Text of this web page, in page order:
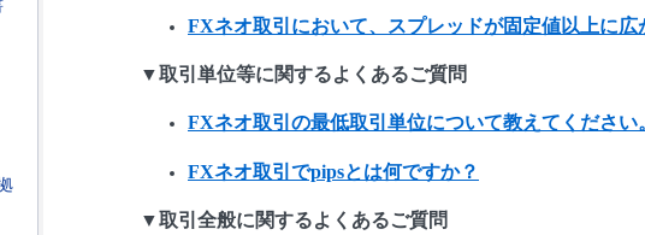
FXネオ取引において、スプレッドが固定値以上に広
▼取引単位等に関するよくあるご質問
FXネオ取引の最低取引単位について教えてください。
FXネオ取引でpipsとは何ですか？
▼取引全般に関するよくあるご質問